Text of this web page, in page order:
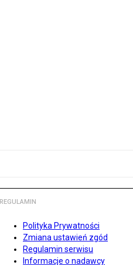
REGULAMIN
Polityka Prywatności
Zmiana ustawień zgód
Regulamin serwisu
Informacje o nadawcy